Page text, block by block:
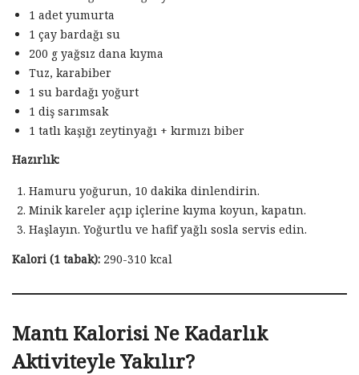
1 adet yumurta
1 çay bardağı su
200 g yağsız dana kıyma
Tuz, karabiber
1 su bardağı yoğurt
1 diş sarımsak
1 tatlı kaşığı zeytinyağı + kırmızı biber
Hazırlık:
Hamuru yoğurun, 10 dakika dinlendirin.
Minik kareler açıp içlerine kıyma koyun, kapatın.
Haşlayın. Yoğurtlu ve hafif yağlı sosla servis edin.
Kalori (1 tabak): 290-310 kcal
Mantı Kalorisi Ne Kadarlık
Aktiviteyle Yakılır?